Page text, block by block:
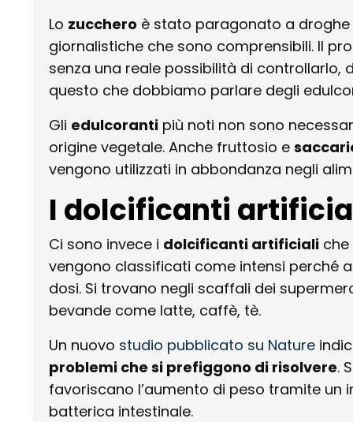
Lo zucchero è stato paragonato a
giornalistiche che sono comprensibili. Il
senza una reale possibilità di controllarlo,
questo che dobbiamo parlare degli
Gli edulcoranti più noti non sono
origine vegetale. Anche fruttosio e
vengono utilizzati in abbondanza negli
I dolcificanti
Ci sono invece i dolcificanti artificiali
vengono classificati come intensi perché
dosi. Si trovano negli scaffali dei
bevande come latte, caffè, tè.
Un nuovo studio pubblicato su Nature
problemi che si prefiggono di risolvere.
favoriscano l’aumento di peso tramite
batterica intestinale.